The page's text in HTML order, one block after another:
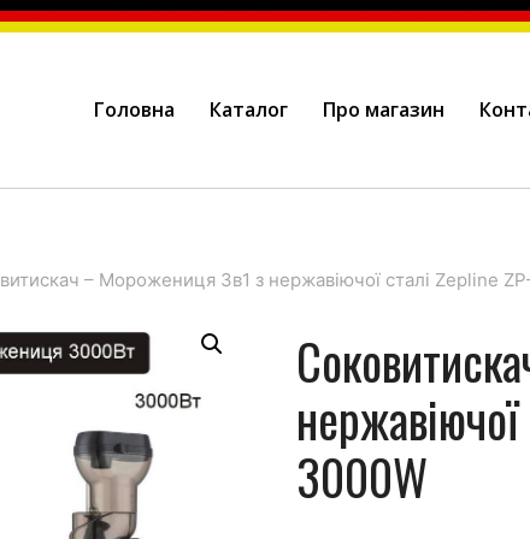
Головна Каталог Про магазин
– Морожениця 3в1 з нержавіючої сталі Zepline
3000W